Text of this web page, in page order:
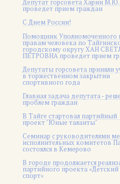
Депутат горсовета Харин М.Ю.
проведет прием граждан
С Днем России!
Помощник Уполномоченного
правам человека по
городскому округу ХАН
ПЕТРОВНА проведет прием
Депутаты горсовета приняли
в торжественном закрытии
спортивного года
Главная задача депутата -
проблем граждан
В Тайге стартовал партийный
проект "Юные таланты"
Семинар с руководителями
исполнительных комитетов
состоялся в Кемерово
В городе продолжается
партийного проекта «Детский
спорт»